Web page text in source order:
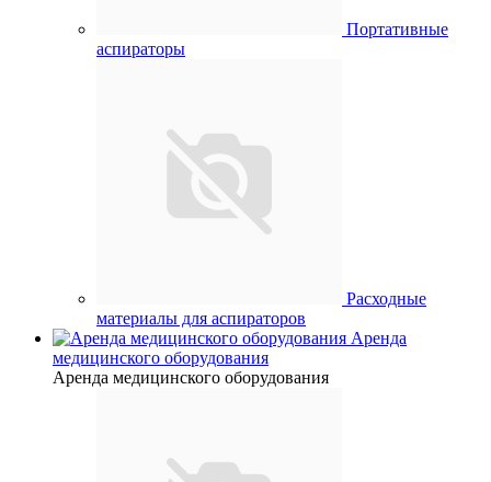
Портативные
аспираторы
Расходные
материалы для аспираторов
Аренда
медицинского оборудования
Аренда медицинского оборудования